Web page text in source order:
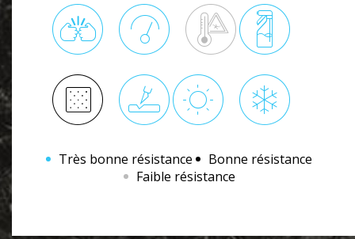
Très bonne résistance
Bonne résistance
Faible résistance